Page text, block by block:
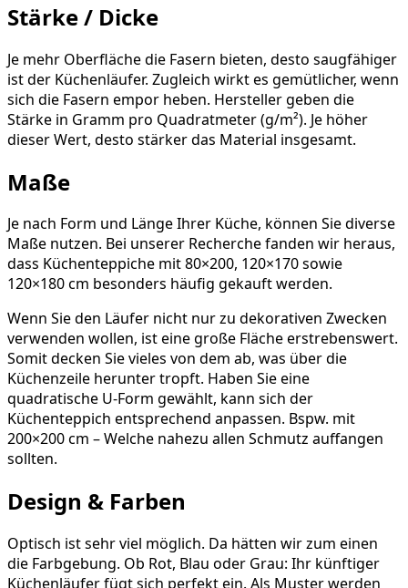
Stärke / Dicke
Je mehr Oberfläche die Fasern bieten, desto saugfähiger
ist der Küchenläufer. Zugleich wirkt es gemütlicher, wenn
sich die Fasern empor heben. Hersteller geben die
Stärke in Gramm pro Quadratmeter (g/m²). Je höher
dieser Wert, desto stärker das Material insgesamt.
Maße
Je nach Form und Länge Ihrer Küche, können Sie diverse
Maße nutzen. Bei unserer Recherche fanden wir heraus,
dass Küchenteppiche mit 80×200, 120×170 sowie
120×180 cm besonders häufig gekauft werden.
Wenn Sie den Läufer nicht nur zu dekorativen Zwecken
verwenden wollen, ist eine große Fläche erstrebenswert.
Somit decken Sie vieles von dem ab, was über die
Küchenzeile herunter tropft. Haben Sie eine
quadratische U-Form gewählt, kann sich der
Küchenteppich entsprechend anpassen. Bspw. mit
200×200 cm – Welche nahezu allen Schmutz auffangen
sollten.
Design & Farben
Optisch ist sehr viel möglich. Da hätten wir zum einen
die Farbgebung. Ob Rot, Blau oder Grau: Ihr künftiger
Küchenläufer fügt sich perfekt ein. Als Muster werden